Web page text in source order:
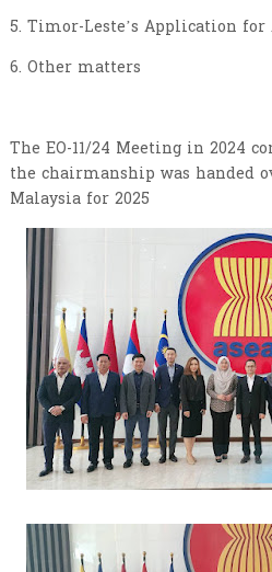
5. Timor-Leste’s Application for
6. Other matters
The EO-11/24 Meeting in 2024
the chairmanship was handed
Malaysia for 2025